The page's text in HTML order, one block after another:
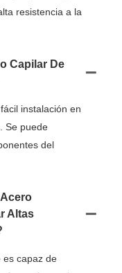
resistencia a la
Capilar De
instalación en
Se puede
del
Altas
es capaz de